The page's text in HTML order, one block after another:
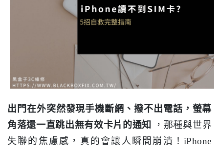
出門在外突然發現手機斷網、撥不出電話，螢幕
角落還一直跳出無有效卡片的通知
，那種與世界
失聯的焦慮感，真的會讓人瞬間崩潰！iPhone